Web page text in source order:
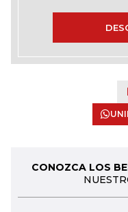
CONOZCA LOS